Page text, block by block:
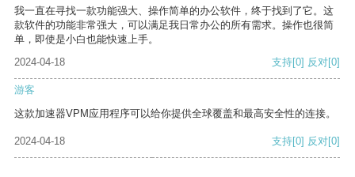
我一直在寻找一款功能强大、操作简单的办公软件，终于找到了它。这
款软件的功能非常强大，可以满足我日常办公的所有需求。操作也很简
单，即使是小白也能快速上手。
2024-04-18
支持[0] 反对[0]
游客
这款加速器VPM应用程序可以给你提供全球覆盖和最高安全性的连接。
2024-04-18 支持[0] 反对[0]